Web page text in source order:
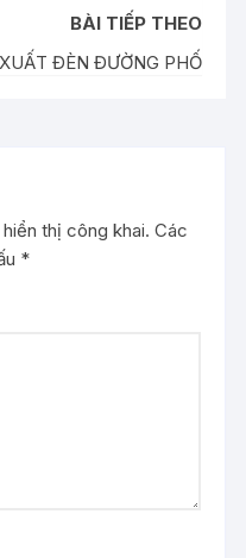
BÀI TIẾP THEO
ĐÈN ĐƯỜNG PHỐ
thị công khai. Các
*